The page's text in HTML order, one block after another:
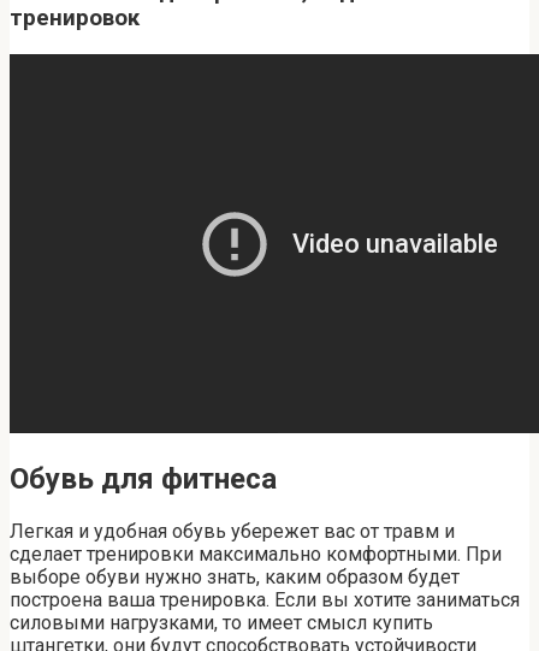
тренировок
Обувь для фитнеса
Легкая и удобная обувь убережет вас от травм и
сделает тренировки максимально комфортными. При
выборе обуви нужно знать, каким образом будет
построена ваша тренировка. Если вы хотите заниматься
силовыми нагрузками, то имеет смысл купить
штангетки, они будут способствовать устойчивости